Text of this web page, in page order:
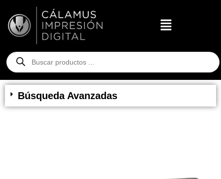
Búsqueda Avanzadas